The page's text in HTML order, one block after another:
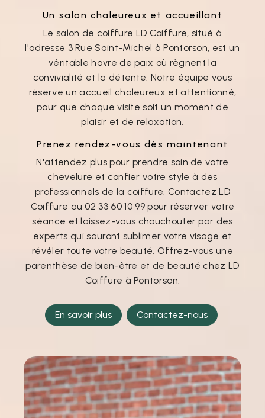
Un salon chaleureux et accueillant
Le salon de coiffure LD Coiffure, situé à
l'adresse 3 Rue Saint-Michel à Pontorson, est un
véritable havre de paix où règnent la
convivialité et la détente. Notre équipe vous
réserve un accueil chaleureux et attentionné,
pour que chaque visite soit un moment de
plaisir et de relaxation.
Prenez rendez-vous dès maintenant
N'attendez plus pour prendre soin de votre
chevelure et confier votre style à des
professionnels de la coiffure. Contactez LD
Coiffure au 02 33 60 10 99 pour réserver votre
séance et laissez-vous chouchouter par des
experts qui sauront sublimer votre visage et
révéler toute votre beauté. Offrez-vous une
parenthèse de bien-être et de beauté chez LD
Coiffure à Pontorson.
En savoir plus Contactez-nous